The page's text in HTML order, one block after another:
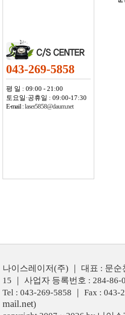
043-269-5858
평 일 : 09:00 - 21:00
토요일·공휴일 : 09:00-17:30
E-mail :laser5858@daum.net
나이스레이저(주) ｜ 대표 : 문
15 ｜ 사업자 등록번호 : 284-86-
Tel : 043-269-5858 ｜ Fax :
mail.net)